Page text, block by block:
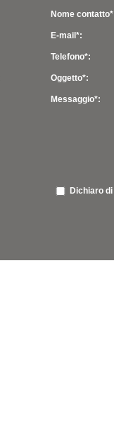
Nome
E-mail*:
Telefono*:
Oggetto*:
Messaggio*:
Dichiaro